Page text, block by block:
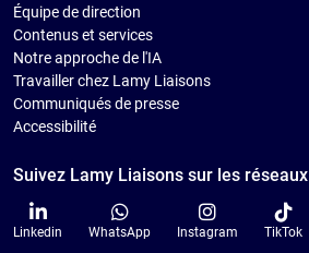
Équipe de direction
Contenus et services
Notre approche de l'IA
Travailler chez Lamy Liaisons
Communiqués de presse
Accessibilité
Suivez Lamy Liaisons sur les réseaux
Linkedin WhatsApp Instagram TikTok